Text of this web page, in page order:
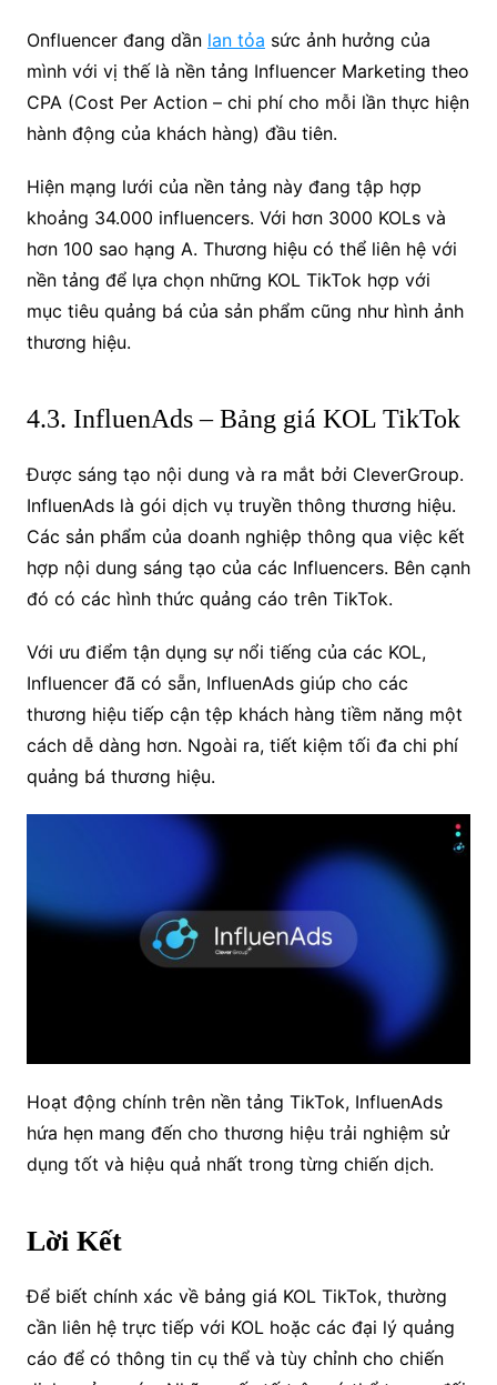
Onfluencer đang dần lan tỏa sức ảnh hưởng của
mình với vị thế là nền tảng Influencer Marketing theo
CPA (Cost Per Action – chi phí cho mỗi lần thực hiện
hành động của khách hàng) đầu tiên.
Hiện mạng lưới của nền tảng này đang tập hợp
khoảng 34.000 influencers. Với hơn 3000 KOLs và
hơn 100 sao hạng A. Thương hiệu có thể liên hệ với
nền tảng để lựa chọn những KOL TikTok hợp với
mục tiêu quảng bá của sản phẩm cũng như hình ảnh
thương hiệu.
4.3. InfluenAds – Bảng giá KOL TikTok
Được sáng tạo nội dung và ra mắt bởi CleverGroup.
InfluenAds là gói dịch vụ truyền thông thương hiệu.
Các sản phẩm của doanh nghiệp thông qua việc kết
hợp nội dung sáng tạo của các Influencers. Bên cạnh
đó có các hình thức quảng cáo trên TikTok.
Với ưu điểm tận dụng sự nổi tiếng của các KOL,
Influencer đã có sẵn, InfluenAds giúp cho các
thương hiệu tiếp cận tệp khách hàng tiềm năng một
cách dễ dàng hơn. Ngoài ra, tiết kiệm tối đa chi phí
quảng bá thương hiệu.
Hoạt động chính trên nền tảng TikTok, InfluenAds
hứa hẹn mang đến cho thương hiệu trải nghiệm sử
dụng tốt và hiệu quả nhất trong từng chiến dịch.
Lời Kết
Để biết chính xác về bảng giá KOL TikTok, thường
cần liên hệ trực tiếp với KOL hoặc các đại lý quảng
cáo để có thông tin cụ thể và tùy chỉnh cho chiến